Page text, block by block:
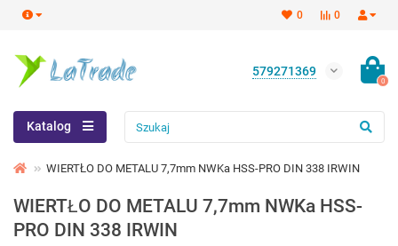
0
0
579271369
0
Katalog
WIERTŁO DO METALU 7,7mm NWKa HSS-PRO DIN 338 IRWIN
WIERTŁO DO METALU 7,7mm NWKa HSS-
PRO DIN 338 IRWIN